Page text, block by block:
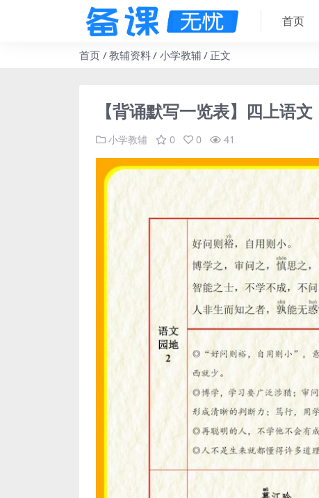
首页
首页 教辅资料 小学教辅 正文
【背诵默写一览表】四上语文
小学教辅 0 0 41